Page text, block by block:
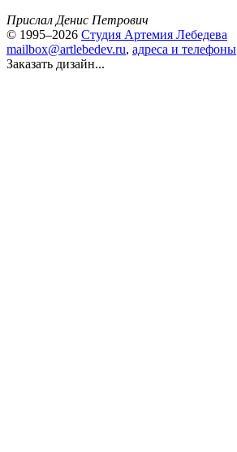
Прислал Денис Петрович
© 1995–2026 Студия Артемия Лебедева
mailbox@artlebedev.ru, адреса и телефоны
Заказать дизайн...